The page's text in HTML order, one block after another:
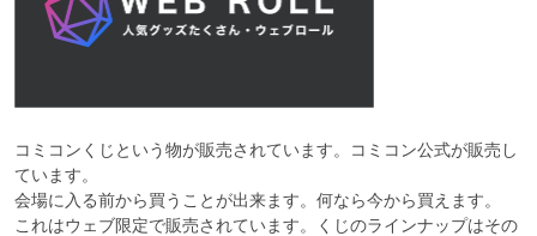
コミコンくじという物が販売されています。コミコン公式が販売し
ています。
会場に入る前から買うことが出来ます。何なら今から買えます。
これはウェブ限定で販売されています。くじのラインナップはその